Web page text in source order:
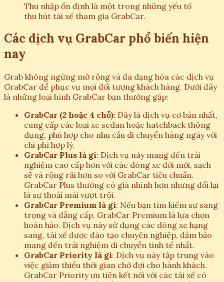
Thu nhập ổn định là một trong những yếu tố
thu hút tài xế tham gia GrabCar.
Các dịch vụ GrabCar phổ biến hiện
nay
Grab không ngừng mở rộng và đa dạng hóa các dịch vụ
GrabCar để phục vụ mọi đối tượng khách hàng. Dưới đây
là những loại hình GrabCar bạn thường gặp:
GrabCar (2 hoặc 4 chỗ): Đây là dịch vụ cơ bản nhất,
cung cấp các loại xe sedan hoặc hatchback thông
dụng, phù hợp cho nhu cầu di chuyển hàng ngày với
chi phí hợp lý.
GrabCar Plus là gì: Dịch vụ này mang đến trải
nghiệm cao cấp hơn với các dòng xe đời mới, sạch
sẽ và rộng rãi hơn so với GrabCar tiêu chuẩn.
GrabCar Plus thường có giá nhỉnh hơn nhưng đổi lại
là sự thoải mái vượt trội.
GrabCar Premium là gì: Nếu bạn tìm kiếm sự sang
trọng và đẳng cấp, GrabCar Premium là lựa chọn
hoàn hảo. Dịch vụ này sử dụng các dòng xe hạng
sang, tài xế được đào tạo chuyên nghiệp, đảm bảo
mang đến trải nghiệm di chuyển tinh tế nhất.
GrabCar Priority là gì: Dịch vụ này tập trung vào
việc giảm thiểu thời gian chờ đợi cho hành khách.
GrabCar Priority ưu tiên kết nối với các tài xế có